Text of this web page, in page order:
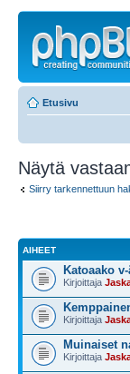
Etusivu
Näytä
Siirry tarkennettuun
AIHEET
Katoaako
Kirjoittaja
Kirjoittaja
Muinaiset
Kirjoittaja